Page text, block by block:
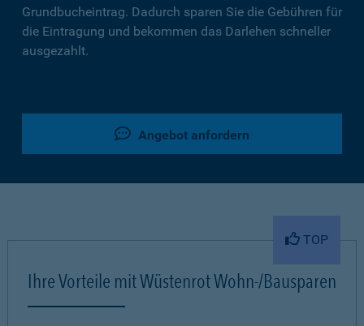
Grundbucheintrag. Dadurch sparen Sie die Gebühren für
die Eintragung und bekommen das Darlehen schneller
ausgezahlt.
Angebot anfordern
TOP
Ihre Vorteile mit Wüstenrot Wohn-/Bausparen